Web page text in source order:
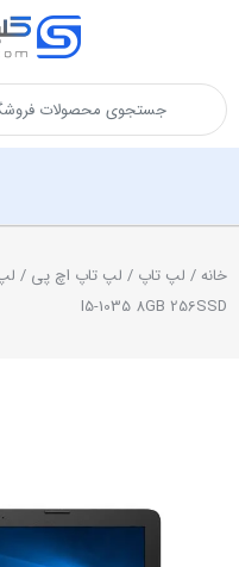
خانه/ لپ تاپ / لپ تاپ اچ پی
I5-1035 8GB 256SSD